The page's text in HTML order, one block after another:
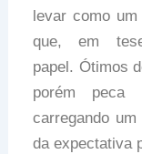
levar como
que, em
papel. Ótimos
porém peca
carregando
da expectativa